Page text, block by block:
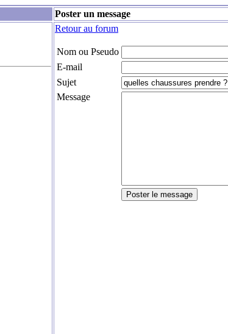
Poster un message
Retour au forum
Nom ou Pseudo
E-mail
Sujet
Message